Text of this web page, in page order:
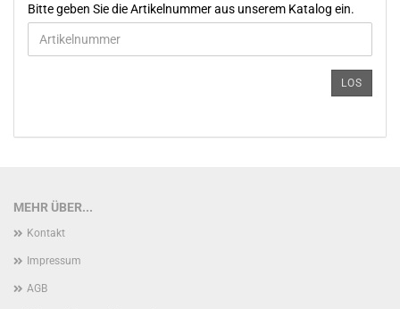
BITTE
GEBEN
SIE
Bitte geben Sie die Artikelnummer aus unserem Katalog ein.
LOS
MEHR ÜBER...
Kontakt
Impressum
AGB